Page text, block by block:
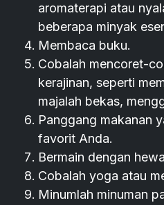
aromaterapi atau
beberapa minyak
Membaca buku.
Cobalah mencoret-
kerajinan, seperti
majalah bekas,
Panggang makanan
favorit Anda.
Bermain dengan
Cobalah yoga atau
Minumlah minuman